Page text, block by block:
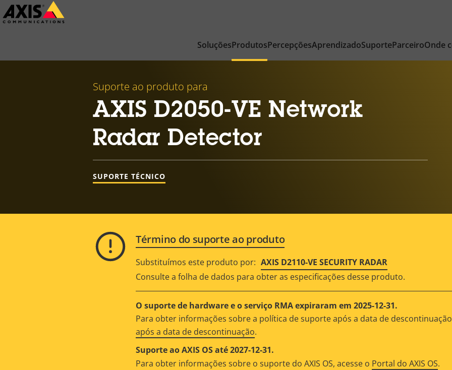
Pular
para
SoluçõesProdutosPercepçõesAprendizadoSuporteParceiroOnde
Suporte ao produto para
AXIS D2050-VE Network
Radar Detector
SUPORTE TÉCNICO
Término do suporte ao produto
Substituímos este produto por: AXIS D2110-VE SECURITY RADAR
Consulte a folha de dados para obter as especificações desse produto.
O suporte de hardware e o serviço RMA expiraram em 2025-12-31.
Para obter informações sobre a política de suporte após a data de
após a data de descontinuação.
Suporte ao AXIS OS até 2027-12-31.
Para obter informações sobre o suporte do AXIS OS, acesse o Portal do AXIS OS.